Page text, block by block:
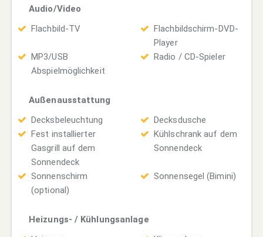
Audio/Video
Flachbild-TV
Flachbildschirm-DVD-
Player
MP3/USB
Abspielmöglichkeit
Radio / CD-Spieler
Außenausstattung
Decksbeleuchtung
Decksdusche
Fest installierter
Gasgrill auf dem
Sonnendeck
Kühlschrank auf dem
Sonnendeck
Sonnenschirm
(optional)
Sonnensegel (Bimini)
Heizungs- / Kühlungsanlage